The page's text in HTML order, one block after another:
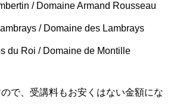
/ Domaine Armand Rousseau
/ Domaine des Lambrays
du Roi / Domaine de Montille
で、受講料もお安くはない金額にな